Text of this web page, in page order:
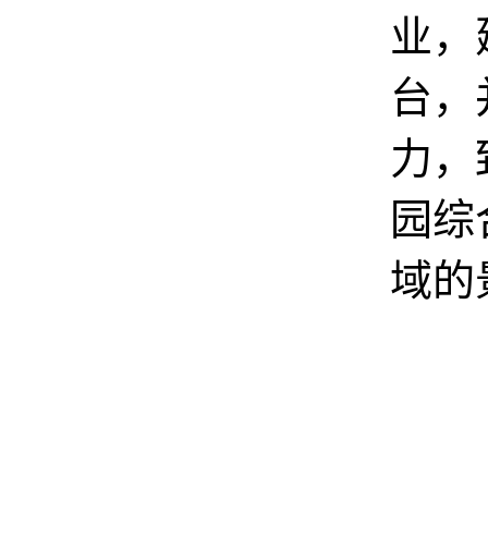
业，
台，
力
园
域的